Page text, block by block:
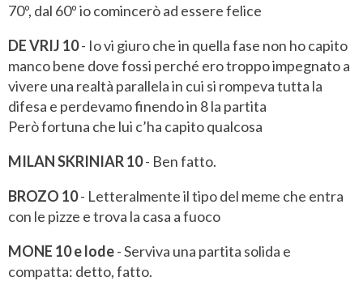
70º, dal 60º io comincerò ad essere felice
DE VRIJ 10- Io vi giuro che in quella fase non ho capito
manco bene dove fossi perché ero troppo impegnato a
vivere una realtà parallela in cui si rompeva tutta la
difesa e perdevamo finendo in 8 la partita
Però fortuna che lui c’ha capito qualcosa
MILAN SKRINIAR 10- Ben fatto.
BROZO 10- Letteralmente il tipo del meme che entra
con le pizze e trova la casa a fuoco
MONE 10 e lode- Serviva una partita solida e
compatta: detto, fatto.